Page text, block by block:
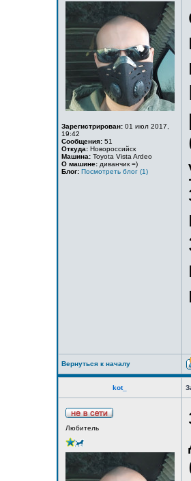
Зарегистрирован: 01 июл 2017,
19:42
Сообщения: 51
Откуда: Новороссийск
Машина: Toyota Vista Ardeo
О машине: диванчик =)
Блог: Посмотреть блог (1)
Вернуться к началу
kot_
Любитель